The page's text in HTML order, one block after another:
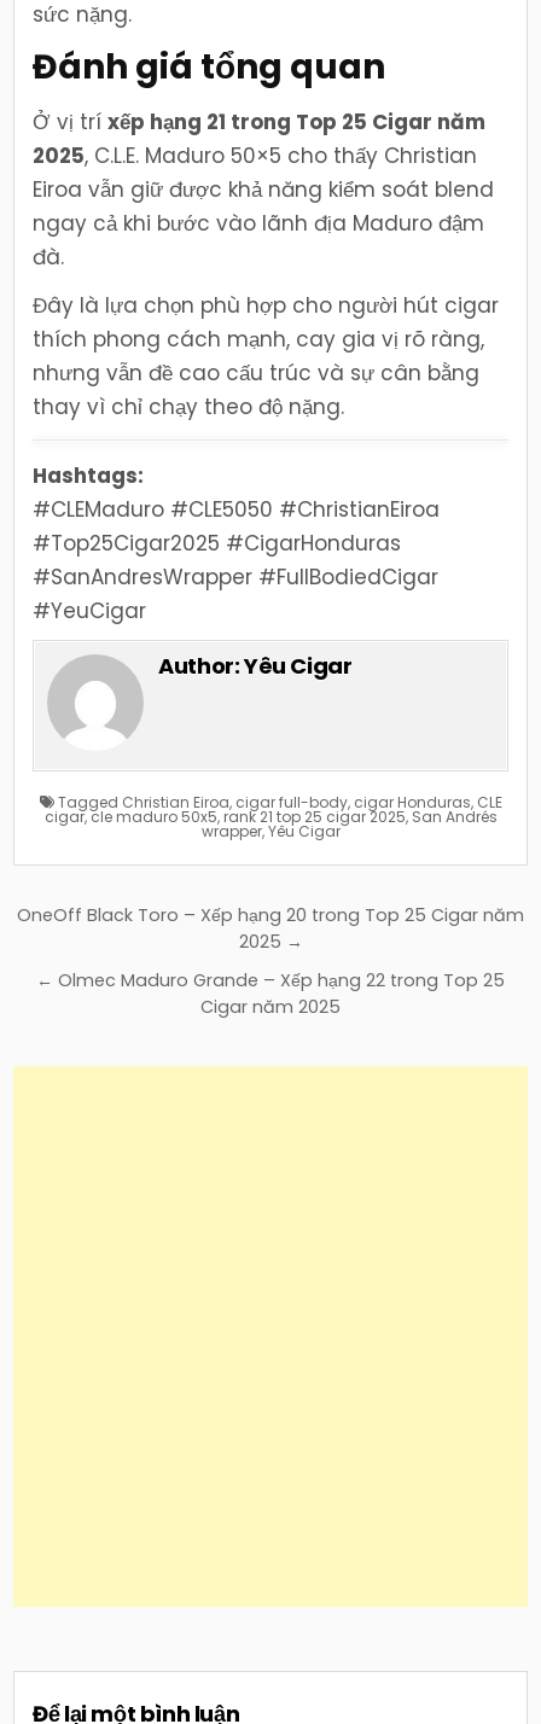
sức nặng.
Đánh giá tổng quan
Ở vị tríxếp hạng 21 trong Top 25 Cigar năm
2025, C.L.E. Maduro 50×5 cho thấy Christian
Eiroa vẫn giữ được khả năng kiểm soát blend
ngay cả khi bước vào lãnh địa Maduro đậm
đà.
Đây là lựa chọn phù hợp cho người hút cigar
thích phong cách mạnh, cay gia vị rõ ràng,
nhưng vẫn đề cao cấu trúc và sự cân bằng
thay vì chỉ chạy theo độ nặng.
Hashtags:
#CLEMaduro #CLE5050 #ChristianEiroa
#Top25Cigar2025 #CigarHonduras
#SanAndresWrapper #FullBodiedCigar
#YeuCigar
Author:Yêu Cigar
Tagged Christian Eiroa, cigar full-body, cigar Honduras, CLE
cigar,cle maduro 50x5, rank 21 top 25 cigar 2025, San Andrés
wrapper,Yêu Cigar
Điều
bài
OneOff Black Toro – Xếp hạng 20 trong Top 25 Cigar năm
2025 →
← Olmec Maduro Grande – Xếp hạng 22 trong Top 25
Cigar năm 2025
Để lại một bình luận